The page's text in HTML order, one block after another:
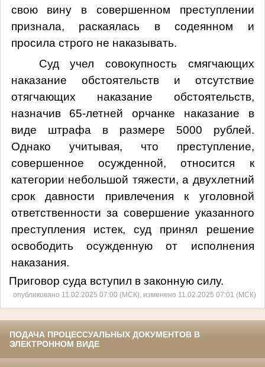
свою вину в совершенном преступлении
признала, раскаялась в содеянном и
просила строго не наказывать.
Суд учел совокупность смягчающих
наказание обстоятельств и отсутствие
отягчающих наказание обстоятельств,
назначив 65-летней орчанке наказание в
виде штрафа в размере 5000 рублей.
Однако учитывая, что преступление,
совершенное осужденной, относится к
категории небольшой тяжести, а двухлетний
срок давности привлечения к уголовной
ответственности за совершение указанного
преступления истек, суд принял решение
освободить осужденную от исполнения
наказания.
Приговор суда вступил в законную силу.
опубликовано 11.02.2025 07:00 (МСК), изменено 11.02.2025 07:01 (МСК)
ПОДАЧА ПРОЦЕССУАЛЬНЫХ ДОКУМЕНТОВ В
ЭЛЕКТРОННОМ ВИДЕ